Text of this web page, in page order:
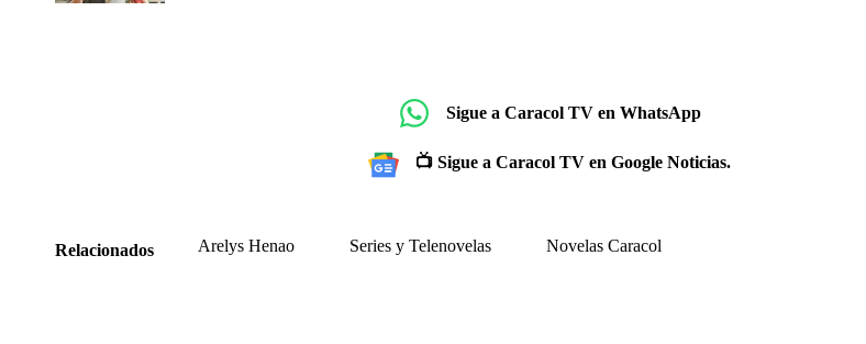
Sigue a Caracol TV en WhatsApp
📺 Sigue a Caracol TV en Google Noticias.
Relacionados Arelys Henao Series y Telenovelas Novelas Caracol